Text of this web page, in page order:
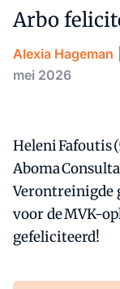
Arbo
Alexia Hageman
mei 2026
Heleni Fafoutis
Aboma
Verontreinigde
voor de MVK-
gefeliciteerd!